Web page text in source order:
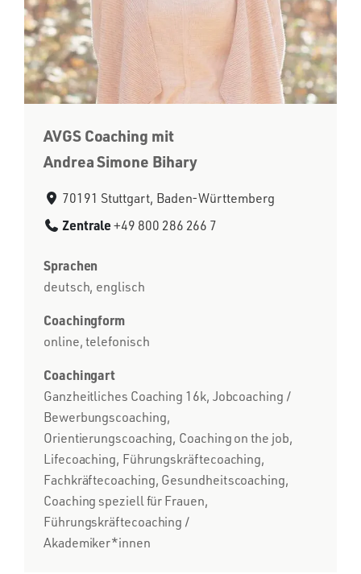
AVGS Coaching mit
Andrea Simone Bihary
70191 Stuttgart, Baden-Württemberg
Zentrale +49 800 286 266 7
Sprachen
deutsch, englisch
Coachingform
online, telefonisch
Coachingart
Ganzheitliches Coaching 16k, Jobcoaching /
Bewerbungscoaching,
Orientierungscoaching, Coaching on the job,
Lifecoaching, Führungskräftecoaching,
Fachkräftecoaching, Gesundheitscoaching,
Coaching speziell für Frauen,
Führungskräftecoaching /
Akademiker*innen